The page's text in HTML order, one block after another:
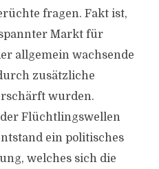
fragen. Fakt ist,
Markt für
allgemein wachsende
zusätzliche
wurden.
Flüchtlingswellen
ein politisches
welches sich die